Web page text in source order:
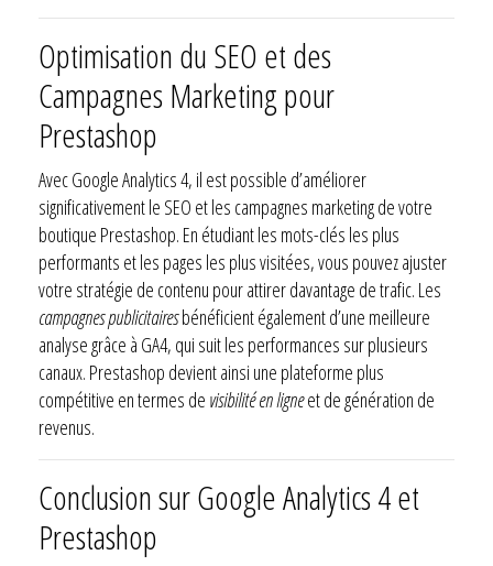
Optimisation du SEO et des
Campagnes Marketing pour
Prestashop
Avec Google Analytics 4, il est possible d’améliorer
significativement le SEO et les campagnes marketing de votre
boutique Prestashop. En étudiant les mots-clés les plus
performants et les pages les plus visitées, vous pouvez ajuster
votre stratégie de contenu pour attirer davantage de trafic. Les
campagnes publicitairesbénéficient également d’une meilleure
analyse grâce à GA4, qui suit les performances sur plusieurs
canaux. Prestashop devient ainsi une plateforme plus
compétitive en termes de visibilité en ligneet de génération de
revenus.
Conclusion sur Google Analytics 4 et
Prestashop